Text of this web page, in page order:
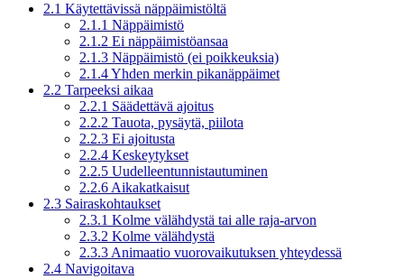
2.1 Käytettävissä näppäimistöltä
2.1.1 Näppäimistö
2.1.2 Ei näppäimistöansaa
2.1.3 Näppäimistö (ei poikkeuksia)
2.1.4 Yhden merkin pikanäppäimet
2.2 Tarpeeksi aikaa
2.2.1 Säädettävä ajoitus
2.2.2 Tauota, pysäytä, piilota
2.2.3 Ei ajoitusta
2.2.4 Keskeytykset
2.2.5 Uudelleentunnistautuminen
2.2.6 Aikakatkaisut
2.3 Sairaskohtaukset
2.3.1 Kolme välähdystä tai alle raja-arvon
2.3.2 Kolme välähdystä
2.3.3 Animaatio vuorovaikutuksen yhteydessä
2.4 Navigoitava